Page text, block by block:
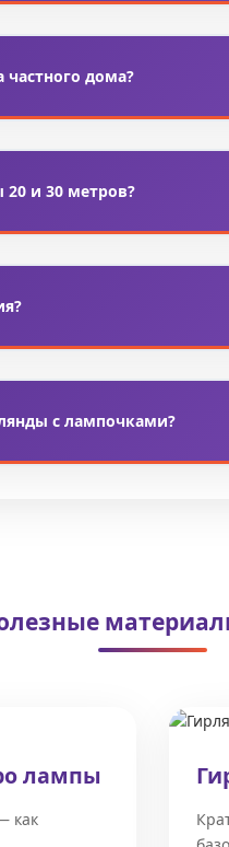
дома?
и 30 метров?
с лампочками?
лампы
как